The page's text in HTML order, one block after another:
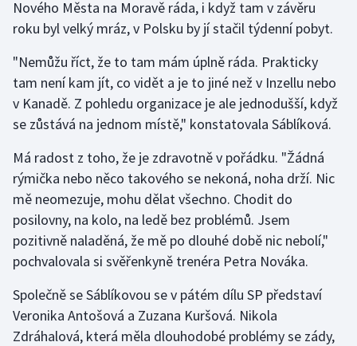
Nového Města na Moravě ráda, i když tam v závěru
roku byl velký mráz, v Polsku by jí stačil týdenní pobyt.
"Nemůžu říct, že to tam mám úplně ráda. Prakticky
tam není kam jít, co vidět a je to jiné než v Inzellu nebo
v Kanadě. Z pohledu organizace je ale jednodušší, když
se zůstává na jednom místě," konstatovala Sáblíková.
Má radost z toho, že je zdravotně v pořádku. "Žádná
rýmička nebo něco takového se nekoná, noha drží. Nic
mě neomezuje, mohu dělat všechno. Chodit do
posilovny, na kolo, na ledě bez problémů. Jsem
pozitivně naladěná, že mě po dlouhé době nic nebolí,"
pochvalovala si svěřenkyně trenéra Petra Nováka.
Společně se Sáblíkovou se v pátém dílu SP představí
Veronika Antošová a Zuzana Kuršová. Nikola
Zdráhalová, která měla dlouhodobé problémy se zády,